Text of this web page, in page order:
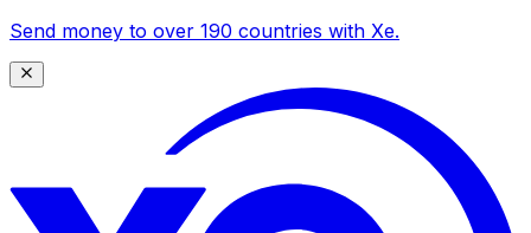
Send money to over 190 countries with Xe.